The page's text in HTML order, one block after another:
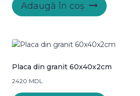
Adaugă în coș
Placa din granit 60x40x2cm
2420 MDL